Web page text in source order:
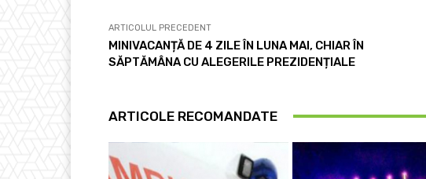
ARTICOLUL PRECEDENT
MINIVACANȚĂ DE 4 ZILE ÎN LUNA MAI, CHIAR ÎN
SĂPTĂMÂNA CU ALEGERILE PREZIDENȚIALE
ARTICOLE RECOMANDATE